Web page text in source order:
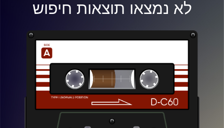
לא נמצאו תוצאות חיפוש